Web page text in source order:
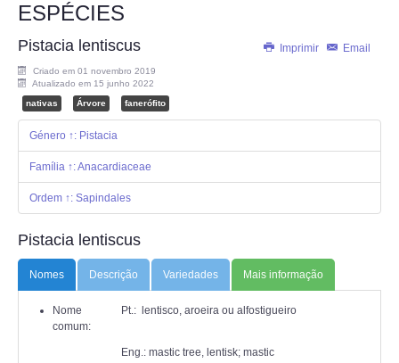
O SÍTIO
MAGNOLIOPHYTAE
FUNGI
ANIMALIA
PROCESSOS
VISITAS
ACERCA DE
ESPÉCIES
Imprimir Email
Pistacia lentiscus
Criado em 01 novembro 2019
Atualizado em 15 junho 2022
nativas
Árvore fanerófito
Género ↑: Pistacia
Família ↑: Anacardiaceae
Ordem ↑: Sapindales
Pistacia lentiscus
Nomes Descrição Variedades Mais informação
Nome
comum:
Pt.: lentisco, aroeira ou alfostigueiro
Eng.: mastic tree, lentisk; mastic